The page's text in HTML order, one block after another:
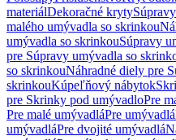
materiálDekoračné kryty
malého umývadla so skrinkou
umývadla so skrinkouSúpravy
pre Súpravy umývadla so
so skrinkouNáhradné diely pre
skrinkouKúpeľňový nábytok
pre Skrinky pod umývadloPre
Pre malé umývadláPre umývadlá
umývadláPre dvojité umývadlá